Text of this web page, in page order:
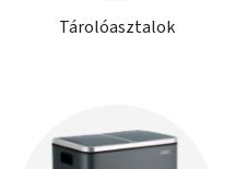
Tárolóasztalok